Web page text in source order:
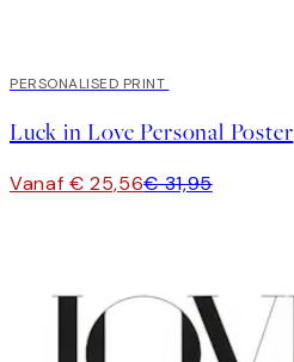
20%*
PERSONALISED PRINT
Luck in Love Personal Poster
Vanaf € 25,56€ 31,95